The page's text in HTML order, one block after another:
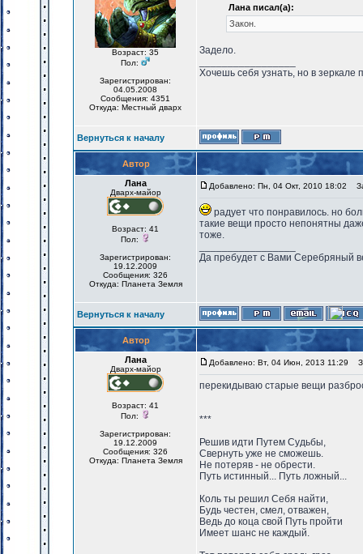
Возраст: 35
Пол:
Зарегистрирован:
04.05.2008
Сообщения: 4351
Откуда: Местный дварх
Лана писал(а):
Закон.
Задело.
Хочешь себя узнать, но в зеркале
Вернуться к началу
Автор
Лана
Дварх-майор
Возраст: 41
Пол:
Зарегистрирован:
19.12.2009
Сообщения: 326
Откуда: Планета Земля
Добавлено: Пн, 04 Окт, 2010 18:02
радует что понравилось. но
такие вещи просто непонятны
тоже.
Да пребудет с Вами Серебряный
Вернуться к началу
Автор
Лана
Дварх-майор
Возраст: 41
Пол:
Зарегистрирован:
19.12.2009
Сообщения: 326
Откуда: Планета Земля
Добавлено: Вт, 04 Июн, 2013 11:29
перекидываю старые вещи
***
Решив идти Путем Судьбы,
Свернуть уже не сможешь.
Не потеряв - не обрести.
Путь истинный... Путь ложный...
Коль ты решил Себя найти,
Будь честен, смел, отважен,
Ведь до коца свой Путь пройти
Имеет шанс не каждый.